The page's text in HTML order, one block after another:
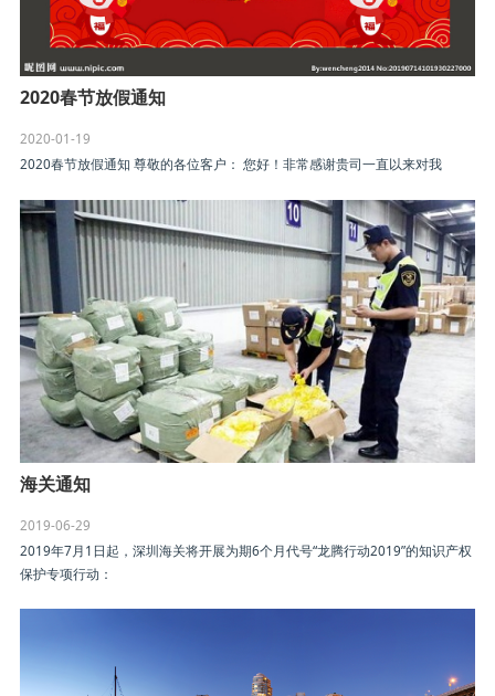
2020春节放假通知
2020-01-19
2020春节放假通知 尊敬的各位客户： 您好！非常感谢贵司一直以来对我
海关通知
2019-06-29
2019年7月1日起，深圳海关将开展为期6个月代号“龙腾行动2019”的知识产权
保护专项行动：